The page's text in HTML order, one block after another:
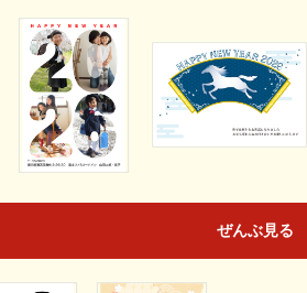
ぜんぶ見る